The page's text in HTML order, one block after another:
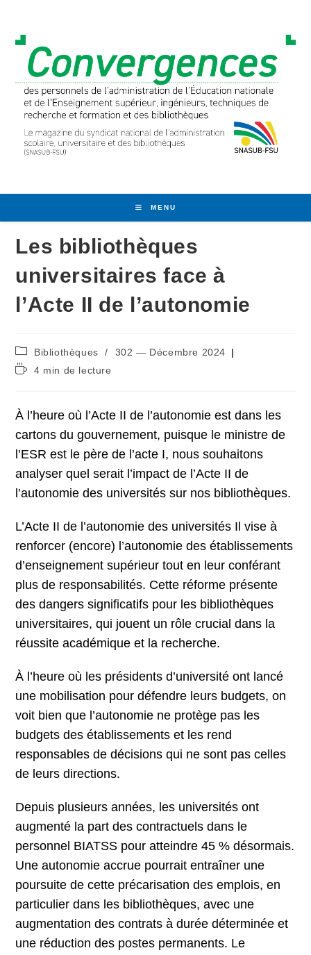
content
MENU
Les bibliothèques
universitaires face à
l’Acte II de l’autonomie
Post
category:
Bibliothèques /
302 — Décembre 2024
Temps4 min de lecture
À l’heure où l’Acte II de l’autonomie est dans les
cartons du gouvernement, puisque le ministre de
l’ESR est le père de l’acte I, nous souhaitons
analyser quel serait l’impact de l’Acte II de
l’autonomie des universités sur nos bibliothèques.
L’Acte II de l’autonomie des universités Il vise à
renforcer (encore) l’autonomie des établissements
d’enseignement supérieur tout en leur conférant
plus de responsabilités. Cette réforme présente
des dangers significatifs pour les bibliothèques
universitaires, qui jouent un rôle crucial dans la
réussite académique et la recherche.
À l’heure où les présidents d’université ont lancé
une mobilisation pour défendre leurs budgets, on
voit bien que l’autonomie ne protège pas les
budgets des établissements et les rend
responsables de décisions qui ne sont pas celles
de leurs directions.
Depuis plusieurs années, les universités ont
augmenté la part des contractuels dans le
personnel BIATSS pour atteindre 45 % désormais.
Une autonomie accrue pourrait entraîner une
poursuite de cette précarisation des emplois, en
particulier dans les bibliothèques, avec une
augmentation des contrats à durée déterminée et
une réduction des postes permanents. Le